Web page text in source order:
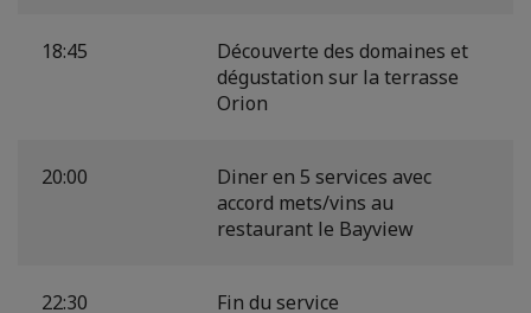
18:45
Découverte des domaines et
dégustation sur la terrasse
Orion
20:00
Diner en 5 services avec
accord mets/vins au
restaurant le Bayview
22:30 Fin du service